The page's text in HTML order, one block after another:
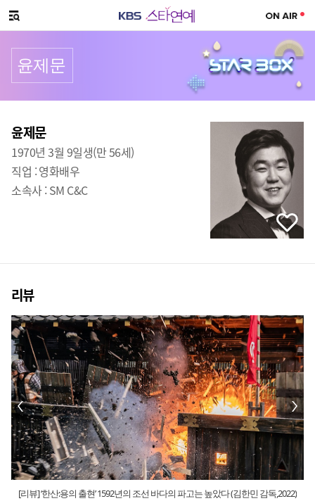
메뉴 열기
윤제문
프로필
윤제문
1970년 3월 9일생(만 56세)
직업 :영화배우
소속사 : SM C&C
리뷰
[리뷰] ‘한산:용의 출현’ 1592년의 조선 바다의 파고는 높았다 (김한민 감독,2022)